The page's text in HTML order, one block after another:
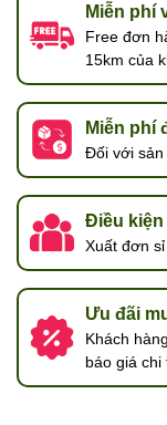
Miễn phí
Free đơn
15km của
Miễn phí
Đối với sản
Điều kiện
Xuất đơn
Ưu đãi
Khách
báo giá chi